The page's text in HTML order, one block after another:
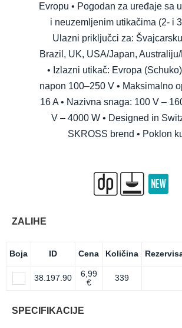
Evropu • Pogodan za uređaje sa
i neuzemljenim utikačima (2- i
Ulazni priključci za:
Brazil, UK, USA/Japan,
• Izlazni utikač: Evropa
napon 100–250 V • Maksimalno
16 A • Nazivna snaga: 100 V –
V – 4000 W • Designed in
SKROSS brend • Poklon
ZALIHE
Boja ID Cena Količina
38.197.90
6,99
€
339
SPECIFIKACIJE